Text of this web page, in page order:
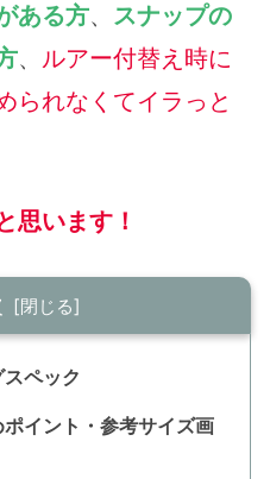
ある方、 スナップの
、 ルアー付替え時に
られなくてイラっと
思います！
ペック
イント・参考サイズ画